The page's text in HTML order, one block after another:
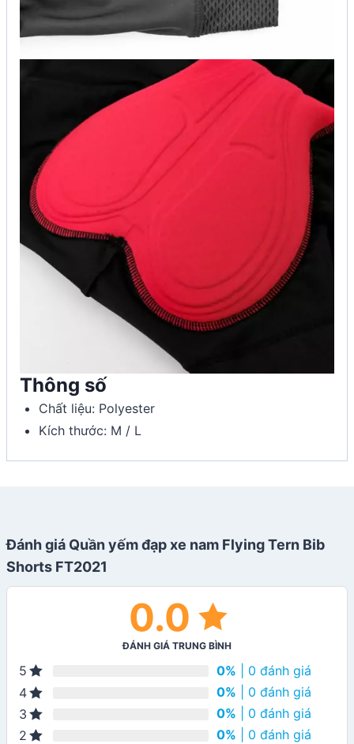
Thông số
Chất liệu: Polyester
Kích thước: M / L
Đánh giá Quần yếm đạp xe nam Flying Tern Bib
Shorts FT2021
0.0
ĐÁNH GIÁ TRUNG BÌNH
5 0% | 0 đánh giá
4
0% | 0 đánh giá
3
0% | 0 đánh giá
2
0% | 0 đánh giá